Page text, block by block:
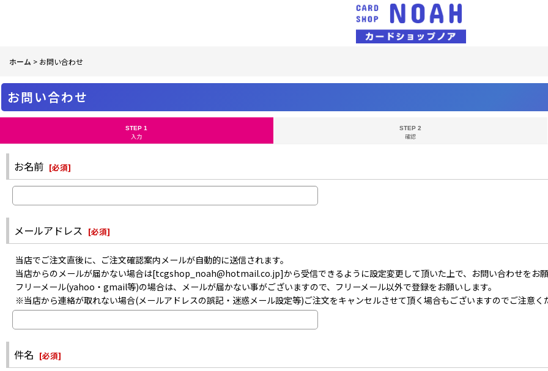
ホーム > お問い合わせ
お問い合わせ
STEP 1
入力
STEP 2
確認
お名前 [必須]
メールアドレス [必須]
当店でご注文直後に、ご注文確認案内メールが自動的に送信されます。
当店からのメールが届かない場合は[tcgshop_noah@hotmail.co.jp]から受信できるように設定変更して頂いた上で、お問い合わせをお
フリーメール(yahoo・gmail等)の場合は、メールが届かない事がございますので、フリーメール以外で登録をお願いします。
※当店から連絡が取れない場合(メールアドレスの誤記・迷惑メール設定等)ご注文をキャンセルさせて頂く場合もございますのでご注意く
件名 [必須]